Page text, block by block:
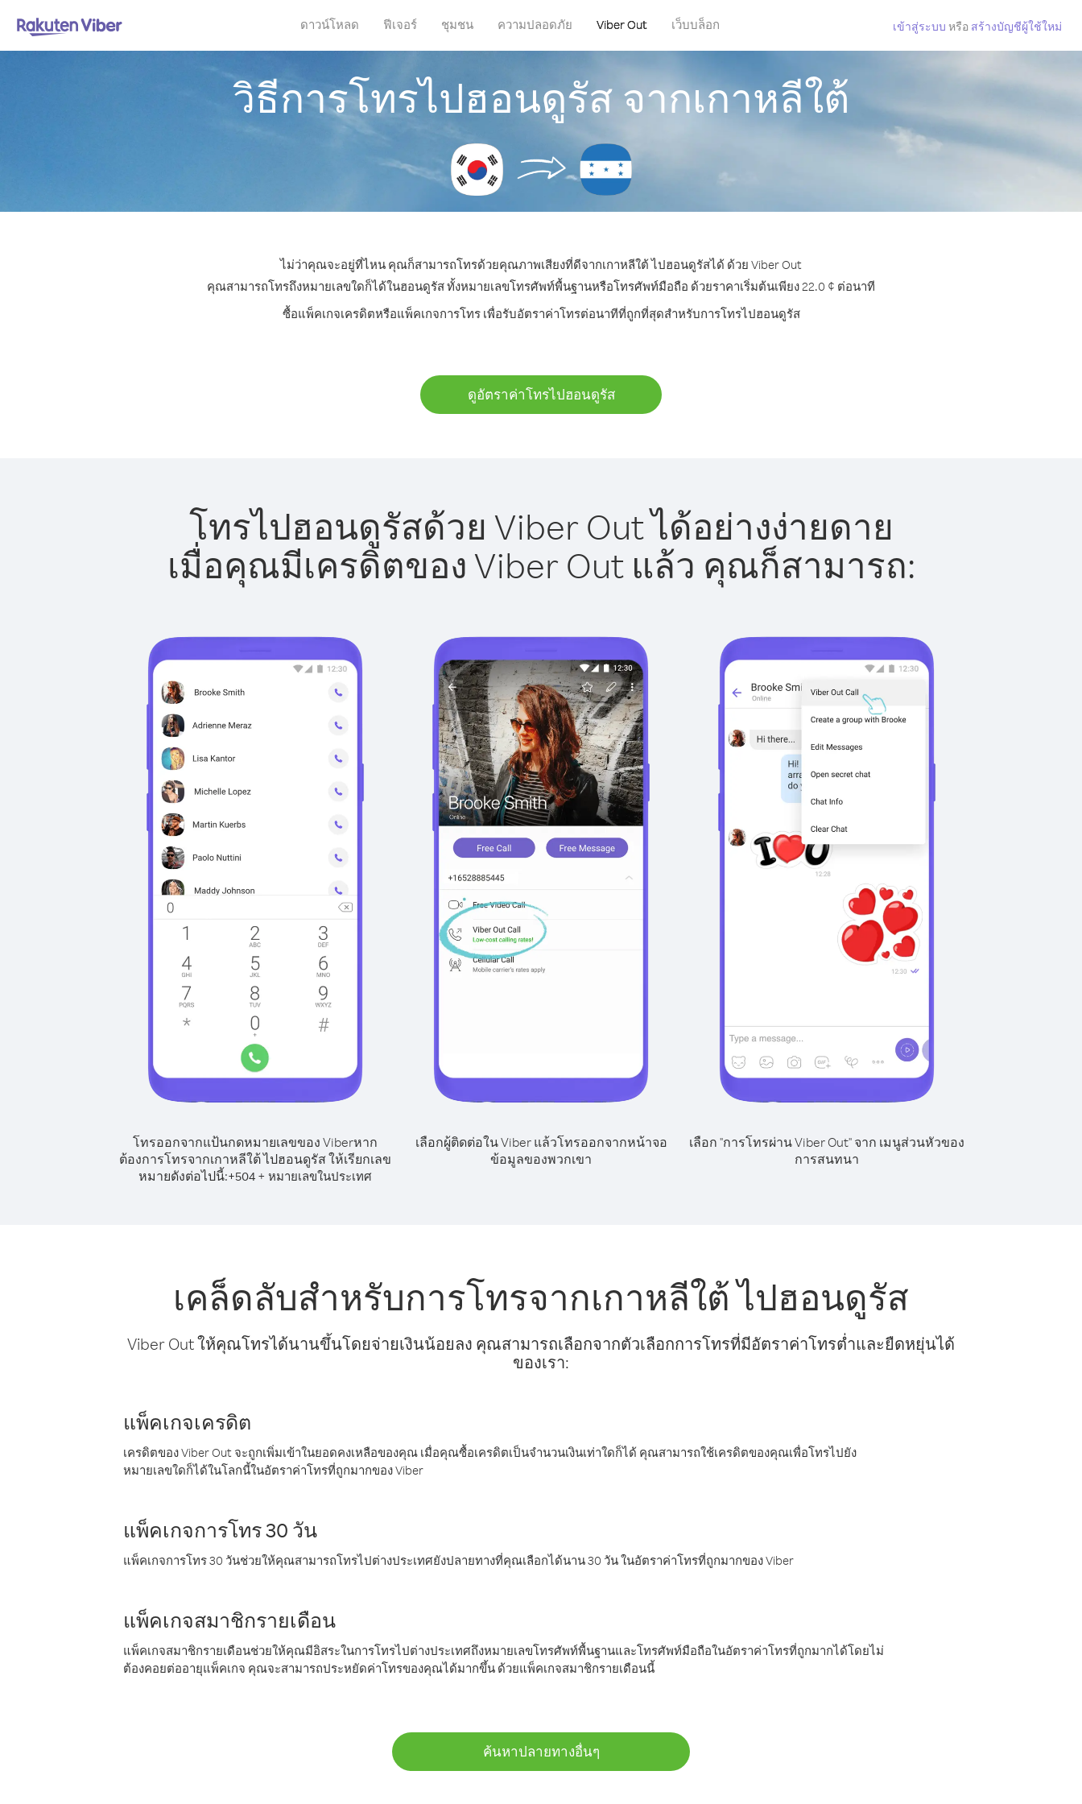
ดาวน์โหลด ฟีเจอร์ ชุมชน ความปลอดภัย Viber Out เว็บบล็อก เข้าสู่ระบบ หรือ สร้างบัญชีผู้ใช้ใหม่
วิธีการโทรไปฮอนดูรัส จากเกาหลีใต้
ไม่ว่าคุณจะอยู่ที่ไหน คุณก็สามารถโทรด้วยคุณภาพเสียงที่ดีจากเกาหลีใต้ ไปฮอนดูรัสได้ ด้วย Viber Out
คุณสามารถโทรถึงหมายเลขใดก็ได้ในฮอนดูรัส ทั้งหมายเลขโทรศัพท์พื้นฐานหรือโทรศัพท์มือถือ ด้วยราคาเริ่มต้นเพียง 22.0 ¢ ต่อนาที
ซื้อแพ็คเกจเครดิตหรือแพ็คเกจการโทร เพื่อรับอัตราค่าโทรต่อนาทีที่ถูกที่สุดสำหรับการโทรไปฮอนดูรัส
ดูอัตราค่าโทรไปฮอนดูรัส
โทรไปฮอนดูรัสด้วย Viber Out ได้อย่างง่ายดาย
เมื่อคุณมีเครดิตของ Viber Out แล้ว คุณก็สามารถ:
โทรออกจากแป้นกดหมายเลขของ Viberหาก
ต้องการโทรจากเกาหลีใต้ ไปฮอนดูรัส ให้เรียกเลข
หมายดังต่อไปนี้:+504 + หมายเลขในประเทศ
เลือกผู้ติดต่อใน Viber แล้วโทรออกจากหน้าจอ
ข้อมูลของพวกเขา
เลือก "การโทรผ่าน Viber Out" จาก เมนูส่วนหัวของ
การสนทนา
เคล็ดลับสำหรับการโทรจากเกาหลีใต้ ไปฮอนดูรัส
Viber Out ให้คุณโทรได้นานขึ้นโดยจ่ายเงินน้อยลง คุณสามารถเลือกจากตัวเลือกการโทรที่มีอัตราค่าโทรต่ำและยืดหยุ่นได้
ของเรา:
แพ็คเกจเครดิต
เครดิตของ Viber Out จะถูกเพิ่มเข้าในยอดคงเหลือของคุณ เมื่อคุณซื้อเครดิตเป็นจำนวนเงินเท่าใดก็ได้ คุณสามารถใช้เครดิตของคุณเพื่อโทรไปยัง
หมายเลขใดก็ได้ในโลกนี้ในอัตราค่าโทรที่ถูกมากของ Viber
แพ็คเกจการโทร 30 วัน
แพ็คเกจการโทร 30 วันช่วยให้คุณสามารถโทรไปต่างประเทศยังปลายทางที่คุณเลือกได้นาน 30 วัน ในอัตราค่าโทรที่ถูกมากของ Viber
แพ็คเกจสมาชิกรายเดือน
แพ็คเกจสมาชิกรายเดือนช่วยให้คุณมีอิสระในการโทรไปต่างประเทศถึงหมายเลขโทรศัพท์พื้นฐานและโทรศัพท์มือถือในอัตราค่าโทรที่ถูกมากได้โดยไม่
ต้องคอยต่ออายุแพ็คเกจ คุณจะสามารถประหยัดค่าโทรของคุณได้มากขึ้น ด้วยแพ็คเกจสมาชิกรายเดือนนี้
ค้นหาปลายทางอื่นๆ